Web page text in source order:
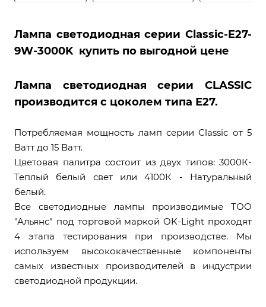
Лампа светодиодная серии Classic-E27-
9W-3000K купить по выгодной цене
Лампа светодиодная серии CLASSIC
производится с цоколем типа Е27.
Потребляемая мощность ламп серии Classic от 5
Ватт до 15 Ватт.
Цветовая палитра состоит из двух типов: 3000К-
Теплый белый свет или 4100К - Натуральный
белый.
Все светодиодные лампы производимые ТОО
"Альянс" под торговой маркой OK-Light проходят
4 этапа тестирования при производстве. Мы
используем высококачественные компоненты
самых известных производителей в индустрии
светодиодной продукции.